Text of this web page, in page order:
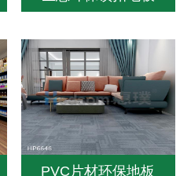
PVC片材环保地板